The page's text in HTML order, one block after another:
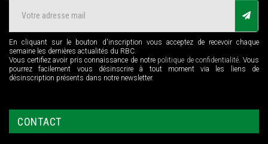
En cliquant sur le bouton d'inscription vous acceptez de recevoir chaque
semaine les dernières actualités du RBC.
Vous certifiez avoir pris connaissance de notre politique de confidentialité. Vous
pourrez facilement vous désinscrire à tout moment via les liens de
désinscription présents dans notre newsletter.
CONTACT